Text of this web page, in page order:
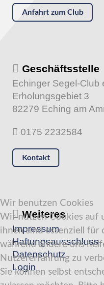
Anfahrt zum Club
Geschäftsstelle
Echinger Segel-Club
Erholungsgebiet 3
82279 Eching am
0175 2232584
Kontakt
Weiteres
Impressum
Haftungsausschluss
Datenschutz
Login
Wir benutzen Cookies
Wir nutzen Cookies auf
ihnen sind essenziell für
während andere uns
Nutzererfahrung zu
Sie können selbst